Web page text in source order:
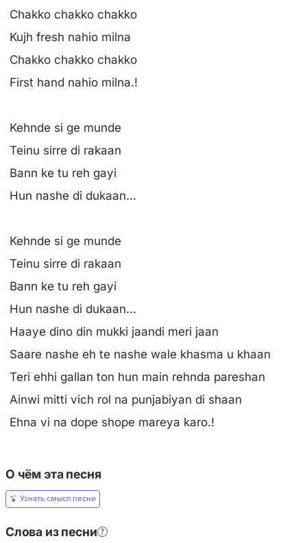
Chakko chakko chakko
Kujh fresh nahio milna
Chakko chakko chakko
First hand nahio milna.!
Kehnde si ge munde
Teinu sirre di rakaan
Bann ke tu reh gayi
Hun nashe di dukaan...
Kehnde si ge munde
Teinu sirre di rakaan
Bann ke tu reh gayi
Hun nashe di dukaan...
Haaye dino din mukki jaandi meri jaan
Saare nashe eh te nashe wale khasma u khaan
Teri ehhi gallan ton hun main rehnda pareshan
Ainwi mitti vich rol na punjabiyan di shaan
Ehna vi na dope shope mareya karo.!
О чём эта песня
Узнать смысл песни
Слова из песни